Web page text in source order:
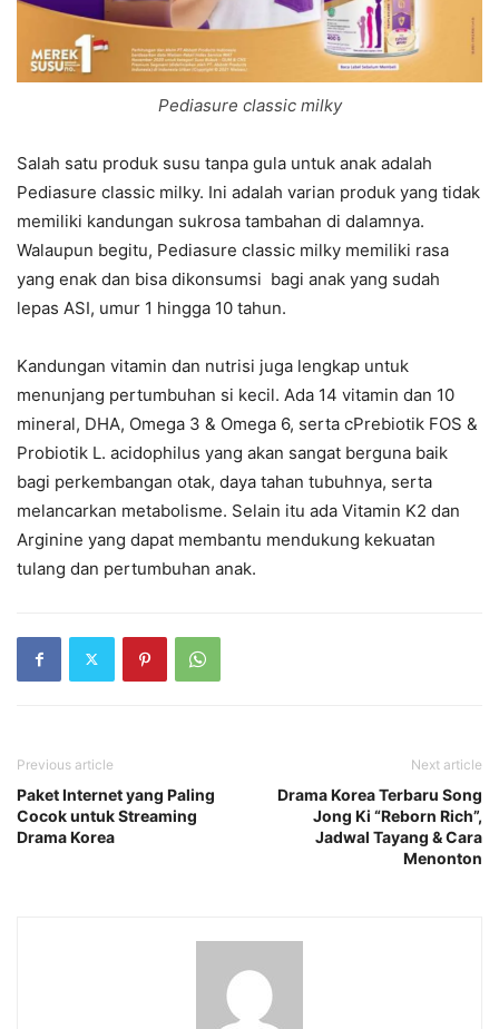
Pediasure classic milky
Salah satu produk susu tanpa gula untuk anak adalah
Pediasure classic milky. Ini adalah varian produk yang tidak
memiliki kandungan sukrosa tambahan di dalamnya.
Walaupun begitu, Pediasure classic milky memiliki rasa
yang enak dan bisa dikonsumsi bagi anak yang sudah
lepas ASI, umur 1 hingga 10 tahun.
Kandungan vitamin dan nutrisi juga lengkap untuk
menunjang pertumbuhan si kecil. Ada 14 vitamin dan 10
mineral, DHA, Omega 3 & Omega 6, serta cPrebiotik FOS &
Probiotik L. acidophilus yang akan sangat berguna baik
bagi perkembangan otak, daya tahan tubuhnya, serta
melancarkan metabolisme. Selain itu ada Vitamin K2 dan
Arginine yang dapat membantu mendukung kekuatan
tulang dan pertumbuhan anak.
Previous article
Paket Internet yang Paling
Cocok untuk Streaming
Drama Korea
Next article
Drama Korea Terbaru Song
Jong Ki “Reborn Rich”,
Jadwal Tayang & Cara
Menonton